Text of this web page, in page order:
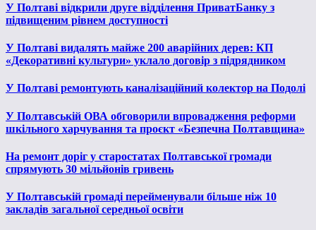
У Полтаві відкрили друге відділення ПриватБанку з
підвищеним рівнем доступності
У Полтаві видалять майже 200 аварійних дерев: КП
«Декоративні культури» уклало договір з підрядником
У Полтаві ремонтують каналізаційний колектор на Подолі
У Полтавській ОВА обговорили впровадження реформи
шкільного харчування та проєкт «Безпечна Полтавщина»
На ремонт доріг у старостатах Полтавської громади
спрямують 30 мільйонів гривень
У Полтавській громаді перейменували більше ніж 10
закладів загальної середньої освіти